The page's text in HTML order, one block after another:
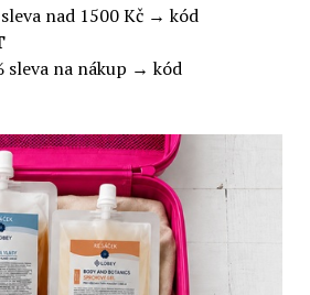
nad 1500 Kč → kód
sleva na nákup → kód